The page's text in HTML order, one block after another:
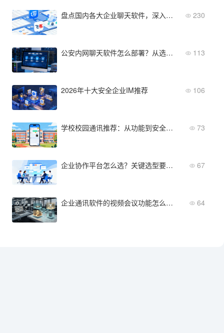
盘点国内各大企业聊天软件，深入了解本土化优势 230
公安内网聊天软件怎么部署？从选型到安全落地的4个步骤 113
2026年十大安全企业IM推荐 106
学校校园通讯推荐：从功能到安全的全维度评测 73
企业协作平台怎么选？关键选型要点与决策参考 67
企业通讯软件的视频会议功能怎么选？实际应用场景评估指南 64